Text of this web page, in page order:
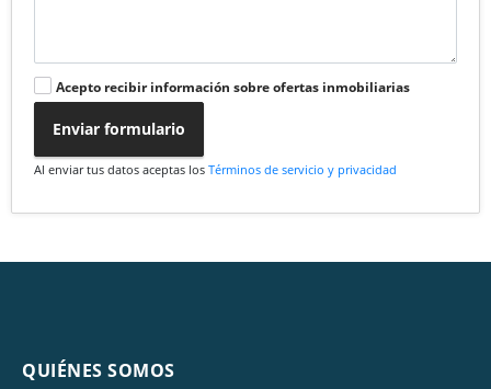
Acepto recibir información sobre ofertas inmobiliarias
Enviar formulario
Al enviar tus datos aceptas los Términos de servicio y privacidad
QUIÉNES SOMOS